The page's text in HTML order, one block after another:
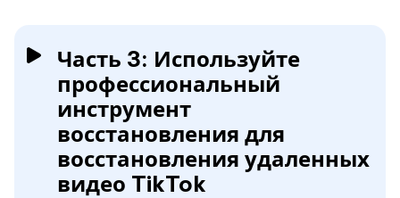
Часть 3: Используйте
профессиональный
инструмент
восстановления для
восстановления удаленных
видео TikTok